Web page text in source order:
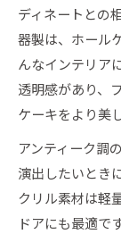
ディネートとの
器製は、ホール
んなインテリア
透明感があり、
ケーキをより美
アンティーク調
演出したいとき
クリル素材は軽
ドアにも最適で